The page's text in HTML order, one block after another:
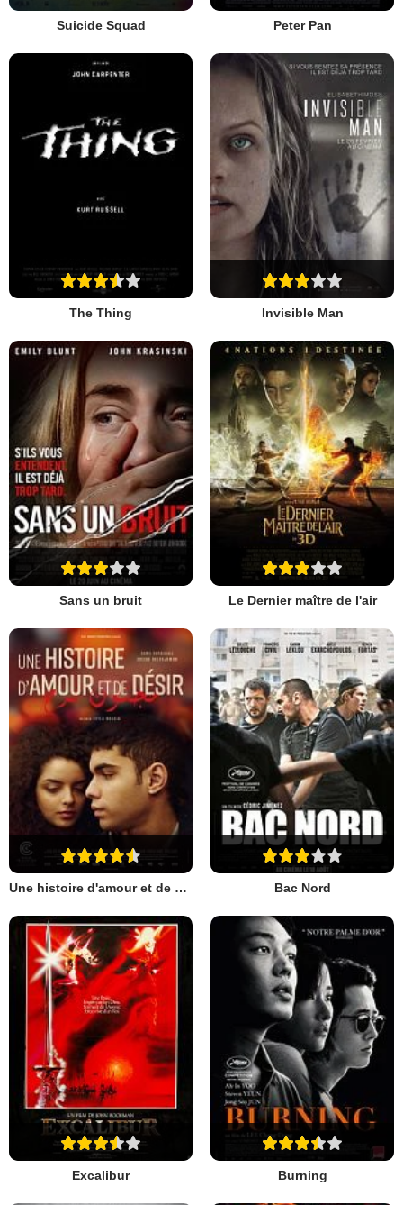
Suicide Squad Peter Pan
The Thing Invisible Man
Sans un bruit Le Dernier maître de l'air
Une histoire d'amour et de désir Bac Nord
Excalibur Burning